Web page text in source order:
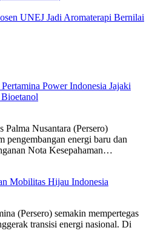
UNEJ Jadi Aromaterapi Bernilai
Power Indonesia Jajaki
Nusantara (Persero)
pengembangan energi baru dan
Nota Kesepahaman…
Mobilitas Hijau Indonesia
(Persero) semakin mempertegas
transisi energi nasional. Di